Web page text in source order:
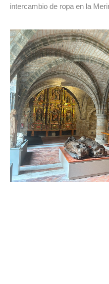
intercambio de ropa en la